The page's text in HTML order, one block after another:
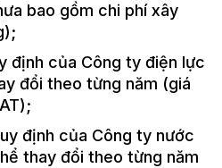
bao gồm chi phí xây
định của Công ty điện lực
đổi theo từng năm (giá
định của Công ty nước
thay đổi theo từng năm